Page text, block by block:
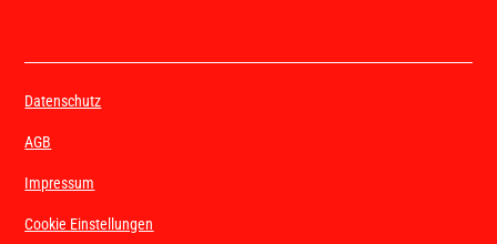
Datenschutz
AGB
Impressum
Cookie Einstellungen